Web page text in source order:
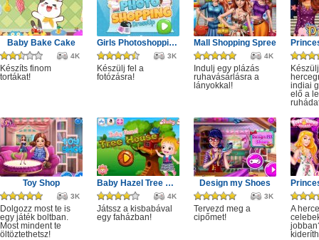
Baby Bake Cake
4K
Készíts finom
tortákat!
Girls Photoshopping Dressup
3K
Készülj fel a
fotózásra!
Mall Shopping Spree
4K
Indulj egy plázás
ruhavásárlásra a
lányokkal!
indiai
elő a
Toy Shop
3K
Dolgozz most te is
egy játék boltban.
Most mindent te
öltöztethetsz!
Baby Hazel Tree House
4K
Játssz a kisbabával
egy faházban!
Design my Shoes
3K
Tervezd meg a
cipőmet!
A